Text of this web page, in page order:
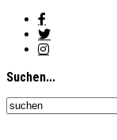
Suchen...